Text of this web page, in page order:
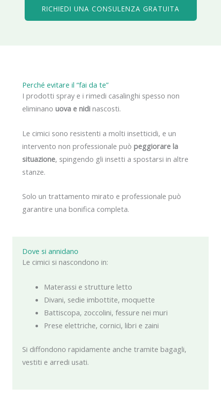
RICHIEDI UNA CONSULENZA GRATUITA
Dove si annidano
Le cimici si nascondono in:
Materassi e strutture letto
Divani, sedie imbottite, moquette
Battiscopa, zoccolini, fessure nei muri
Prese elettriche, cornici, libri e zaini
Si diffondono rapidamente anche tramite bagagli,
vestiti e arredi usati.
Perché evitare il “fai da te”
I prodotti spray e i rimedi casalinghi spesso non
eliminano uova e nidi nascosti.
Le cimici sono resistenti a molti insetticidi, e un
intervento non professionale può peggiorare la
situazione, spingendo gli insetti a spostarsi in altre
stanze.
Solo un trattamento mirato e professionale può
garantire una bonifica completa.